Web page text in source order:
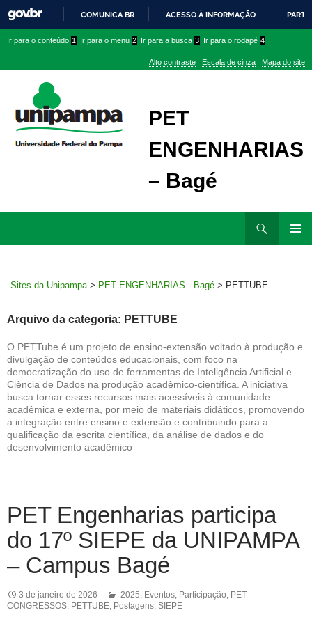
PARA
CONTEÚDO
COMUNICA BR ACESSO À INFORMAÇÃO
conteúdo
menu
superior
menu
Ir para o conteúdo 1 Ir para o menu 2 Ir para a busca 3 Ir para o rodapé 4
Alto contraste Escala de cinza Mapa do site
PET
ENGENHARIAS
– Bagé
Sites da Unipampa > PET ENGENHARIAS - Bagé > PETTUBE
Arquivo da categoria: PETTUBE
O PETTube é um projeto de ensino-extensão voltado à produção e
divulgação de conteúdos educacionais, com foco na
democratização do uso de ferramentas de Inteligência Artificial e
Ciência de Dados na produção acadêmico-científica. A iniciativa
busca tornar esses recursos mais acessíveis à comunidade
acadêmica e externa, por meio de materiais didáticos, promovendo
a integração entre ensino e extensão e contribuindo para a
qualificação da escrita científica, da análise de dados e do
desenvolvimento acadêmico
PET Engenharias participa
do 17º SIEPE da UNIPAMPA
– Campus Bagé
3 de janeiro de 2026 2025 Eventos Participação PET
CONGRESSOS PETTUBE Postagens SIEPE